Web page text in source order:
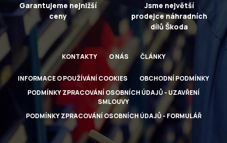
Garantujeme nejnižší
ceny
Jsme největší
prodejce náhradních
dílů Škoda
KONTAKTY O NÁS ČLÁNKY
INFORMACE O POUŽÍVÁNÍ COOKIES
OBCHODNÍ PODMÍNKY
PODMÍNKY ZPRACOVÁNÍ OSOBNÍCH ÚDAJŮ - UZAVŘENÍ
SMLOUVY
PODMÍNKY ZPRACOVÁNÍ OSOBNÍCH ÚDAJŮ - FORMULÁŘ